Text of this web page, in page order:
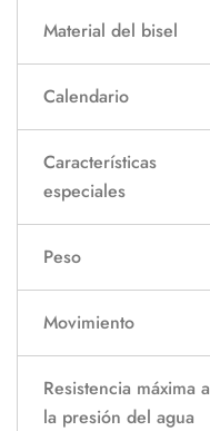
Material del bisel
Calendario
Características
especiales
Peso
Movimiento
Resistencia máxima a
la presión del agua